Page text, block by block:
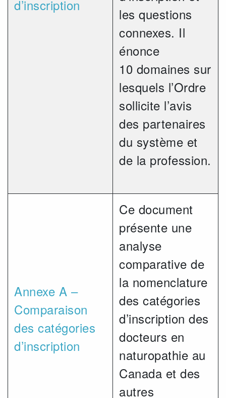
d’inscription
les questions
connexes. Il
énonce
10 domaines sur
lesquels l’Ordre
sollicite l’avis
des partenaires
du système et
de la profession.
Annexe A –
Comparaison
des catégories
d’inscription
Ce document
présente une
analyse
comparative de
la nomenclature
des catégories
d’inscription des
docteurs en
naturopathie au
Canada et des
autres